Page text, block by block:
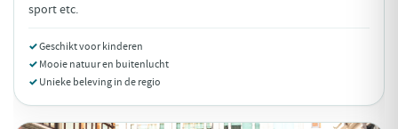
sport etc.
Geschikt voor kinderen
Mooie natuur en buitenlucht
Unieke beleving in de regio